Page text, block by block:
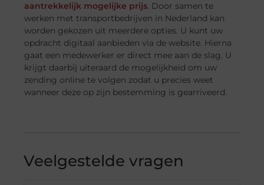
aantrekkelijk mogelijke prijs. Door samen te
werken met transportbedrijven in Nederland kan
worden gekozen uit meerdere opties. U kunt uw
opdracht digitaal aanbieden via de website. Hierna
gaat een medewerker er direct mee aan de slag. U
krijgt daarbij uiteraard de mogelijkheid om uw
zending online te volgen zodat u precies weet
wanneer deze op zijn bestemming is gearriveerd.
Veelgestelde vragen